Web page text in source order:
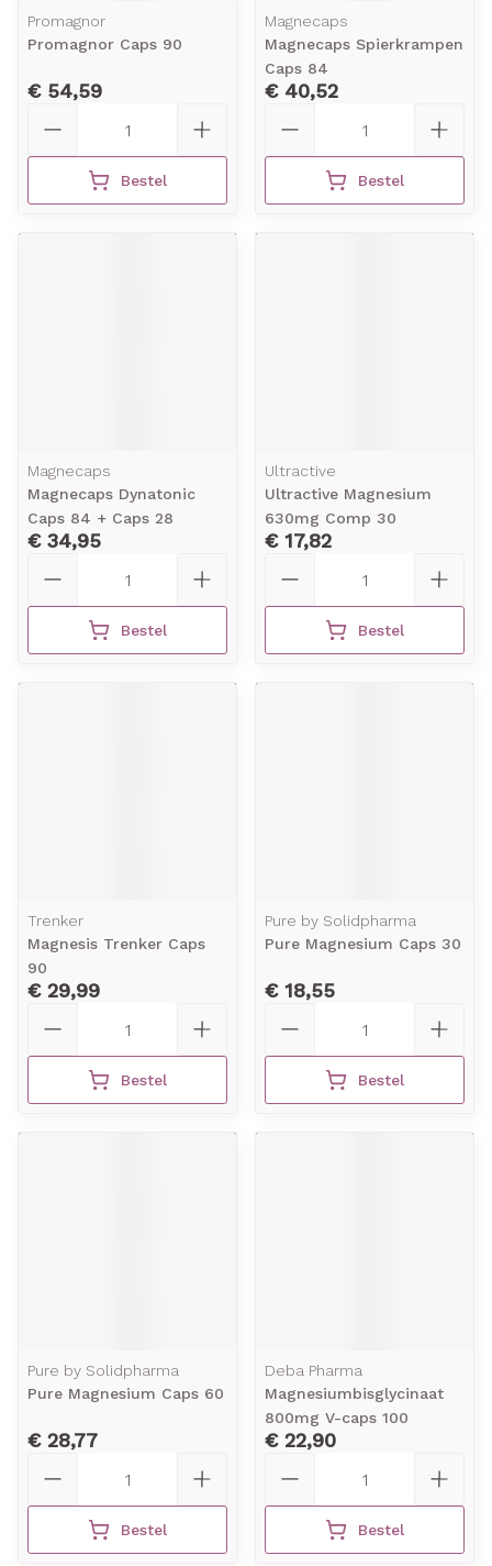
Promagnor
Promagnor Caps 90
€ 54,59
Bestel
Magnecaps
Magnecaps Spierkrampen
Caps 84
€ 40,52
Bestel
Magnecaps
Magnecaps Dynatonic
Caps 84 + Caps 28
€ 34,95
Bestel
Ultractive
Ultractive Magnesium
630mg Comp 30
€ 17,82
Bestel
Trenker
Magnesis Trenker Caps
90
€ 29,99
Bestel
Pure by Solidpharma
Pure Magnesium Caps 30
€ 18,55
Bestel
Pure by Solidpharma
Pure Magnesium Caps 60
€ 28,77
Bestel
Deba Pharma
Magnesiumbisglycinaat
800mg V-caps 100
€ 22,90
Bestel